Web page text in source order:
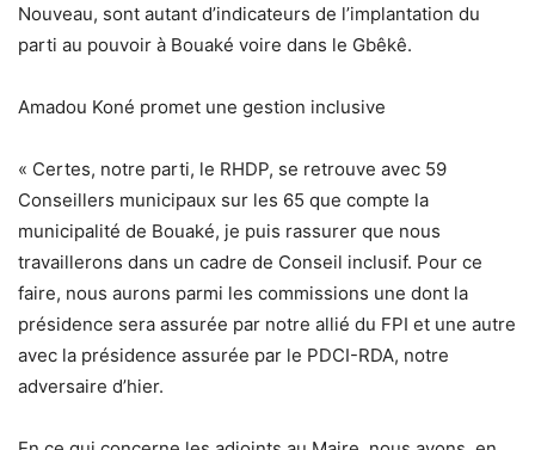
Nouveau, sont autant d’indicateurs de l’implantation du
parti au pouvoir à Bouaké voire dans le Gbêkê.
Amadou Koné promet une gestion inclusive
« Certes, notre parti, le RHDP, se retrouve avec 59
Conseillers municipaux sur les 65 que compte la
municipalité de Bouaké, je puis rassurer que nous
travaillerons dans un cadre de Conseil inclusif. Pour ce
faire, nous aurons parmi les commissions une dont la
présidence sera assurée par notre allié du FPI et une autre
avec la présidence assurée par le PDCI-RDA, notre
adversaire d’hier.